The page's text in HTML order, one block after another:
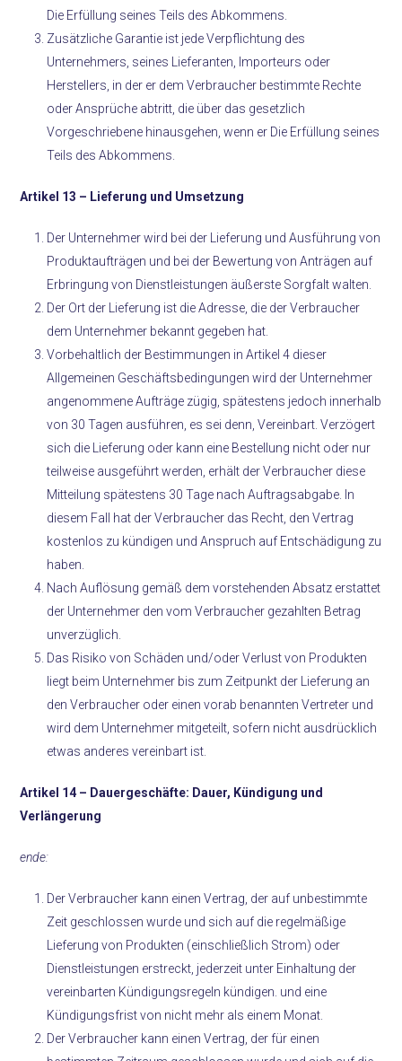
Die Erfüllung seines Teils des Abkommens.
Zusätzliche Garantie ist jede Verpflichtung des
Unternehmers, seines Lieferanten, Importeurs oder
Herstellers, in der er dem Verbraucher bestimmte Rechte
oder Ansprüche abtritt, die über das gesetzlich
Vorgeschriebene hinausgehen, wenn er Die Erfüllung seines
Teils des Abkommens.
Artikel 13 – Lieferung und Umsetzung
Der Unternehmer wird bei der Lieferung und Ausführung von
Produktaufträgen und bei der Bewertung von Anträgen auf
Erbringung von Dienstleistungen äußerste Sorgfalt walten.
Der Ort der Lieferung ist die Adresse, die der Verbraucher
dem Unternehmer bekannt gegeben hat.
Vorbehaltlich der Bestimmungen in Artikel 4 dieser
Allgemeinen Geschäftsbedingungen wird der Unternehmer
angenommene Aufträge zügig, spätestens jedoch innerhalb
von 30 Tagen ausführen, es sei denn, Vereinbart. Verzögert
sich die Lieferung oder kann eine Bestellung nicht oder nur
teilweise ausgeführt werden, erhält der Verbraucher diese
Mitteilung spätestens 30 Tage nach Auftragsabgabe. In
diesem Fall hat der Verbraucher das Recht, den Vertrag
kostenlos zu kündigen und Anspruch auf Entschädigung zu
haben.
Nach Auflösung gemäß dem vorstehenden Absatz erstattet
der Unternehmer den vom Verbraucher gezahlten Betrag
unverzüglich.
Das Risiko von Schäden und/oder Verlust von Produkten
liegt beim Unternehmer bis zum Zeitpunkt der Lieferung an
den Verbraucher oder einen vorab benannten Vertreter und
wird dem Unternehmer mitgeteilt, sofern nicht ausdrücklich
etwas anderes vereinbart ist.
Artikel 14 – Dauergeschäfte: Dauer, Kündigung und
Verlängerung
ende:
Der Verbraucher kann einen Vertrag, der auf unbestimmte
Zeit geschlossen wurde und sich auf die regelmäßige
Lieferung von Produkten (einschließlich Strom) oder
Dienstleistungen erstreckt, jederzeit unter Einhaltung der
vereinbarten Kündigungsregeln kündigen. und eine
Kündigungsfrist von nicht mehr als einem Monat.
Der Verbraucher kann einen Vertrag, der für einen